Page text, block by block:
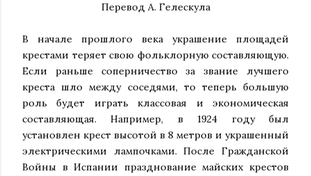
Перевод А. Гелескула
В начале прошлого века украшение площадей
крестами теряет свою фольклорную составляющую.
Если раньше соперничество за звание лучшего
креста шло между соседями, то теперь большую
роль будет играть классовая и экономическая
составляющая. Например, в 1924 году был
установлен крест высотой в 8 метров и украшенный
электрическими лампочками. После Гражданской
Войны в Испании празднование майских крестов